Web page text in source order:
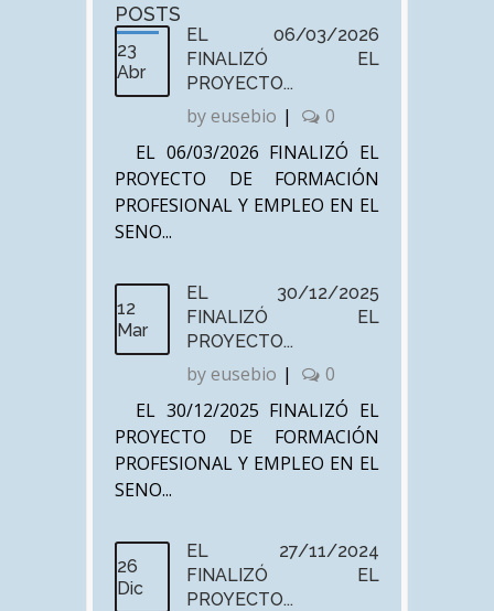
POSTS
23
Abr
EL 06/03/2026
FINALIZÓ EL
PROYECTO...
byeusebio |
0
EL 06/03/2026 FINALIZÓ EL
PROYECTO DE FORMACIÓN
PROFESIONAL Y EMPLEO EN EL
SENO...
12
Mar
EL 30/12/2025
FINALIZÓ EL
PROYECTO...
byeusebio |
0
EL 30/12/2025 FINALIZÓ EL
PROYECTO DE FORMACIÓN
PROFESIONAL Y EMPLEO EN EL
SENO...
26
Dic
EL 27/11/2024
FINALIZÓ EL
PROYECTO...